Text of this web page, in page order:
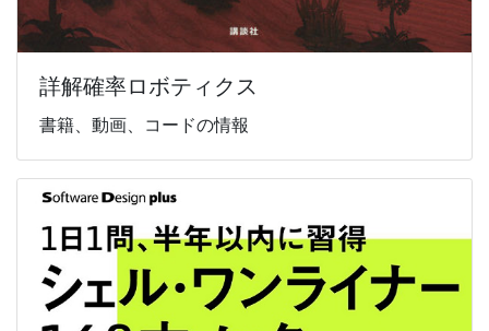
詳解確率ロボティクス
書籍、動画、コードの情報